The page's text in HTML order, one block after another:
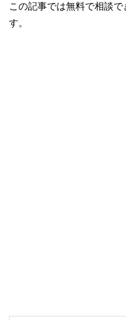
この記事では無料で相談
す。